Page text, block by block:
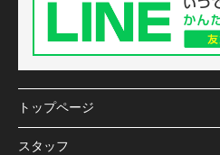
トップページ
スタッフ